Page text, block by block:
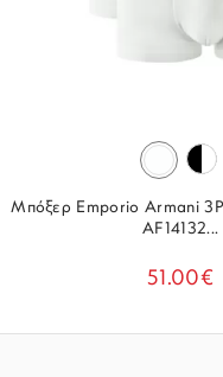
Μπόξερ Emporio Armani
AF14132...
51.00€